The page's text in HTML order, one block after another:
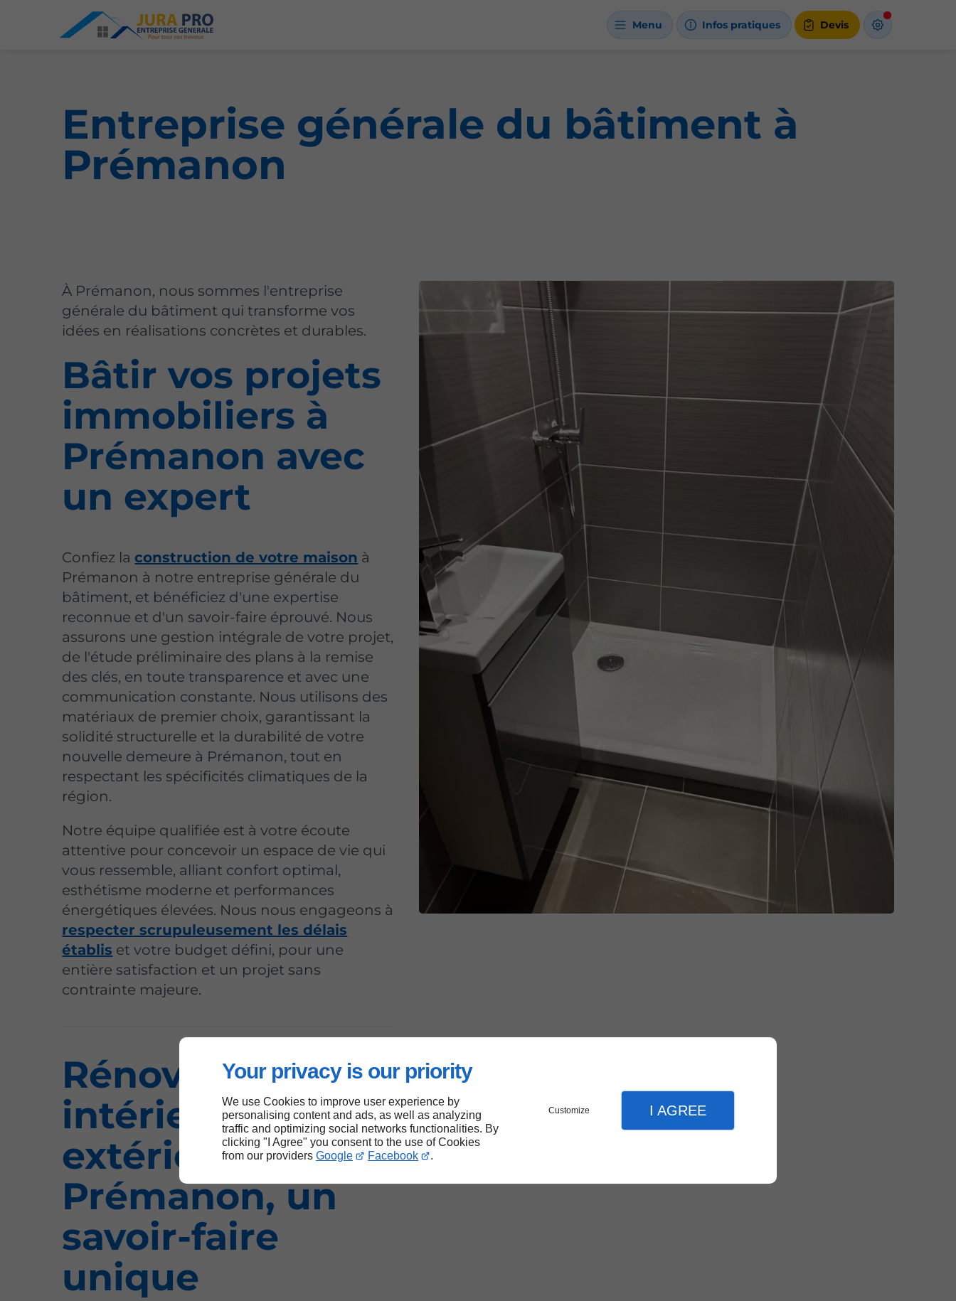
Your privacy is our priority
We use Cookies to improve user experience by
personalising content and ads, as well as analyzing
traffic and optimizing social networks functionalities. By
clicking "I Agree" you consent to the use of Cookies
from our providers Google Facebook .
Customize I AGREE
Menu Infos pratiques Devis
Entreprise générale du bâtiment à
Prémanon
À Prémanon, nous sommes l'entreprise
générale du bâtiment qui transforme vos
idées en réalisations concrètes et durables.
Bâtir vos projets
immobiliers à
Prémanon avec
un expert
Confiez laconstruction de votre maison à
Prémanon à notre entreprise générale du
bâtiment, et bénéficiez d'une expertise
reconnue et d'un savoir-faire éprouvé. Nous
assurons une gestion intégrale de votre projet,
de l'étude préliminaire des plans à la remise
des clés, en toute transparence et avec une
communication constante. Nous utilisons des
matériaux de premier choix, garantissant la
solidité structurelle et la durabilité de votre
nouvelle demeure à Prémanon, tout en
respectant les spécificités climatiques de la
région.
Notre équipe qualifiée est à votre écoute
attentive pour concevoir un espace de vie qui
vous ressemble, alliant confort optimal,
esthétisme moderne et performances
énergétiques élevées. Nous nous engageons à
respecter scrupuleusement les délais
établis et votre budget défini, pour une
entière satisfaction et un projet sans
contrainte majeure.
Rénovation
intérieure et
extérieure à
Prémanon, un
savoir-faire
unique